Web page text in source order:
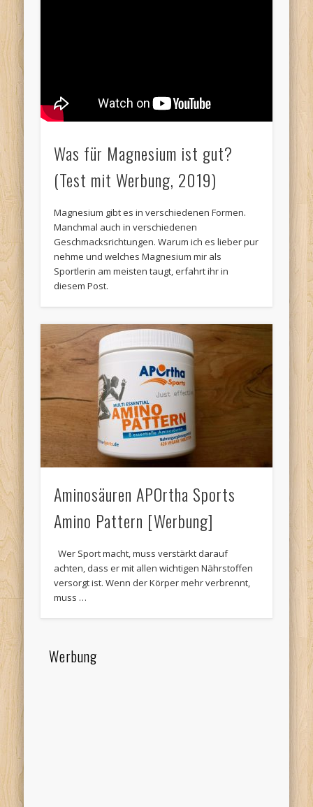
Was für Magnesium ist gut?
(Test mit Werbung, 2019)
Magnesium gibt es in verschiedenen Formen.
Manchmal auch in verschiedenen
Geschmacksrichtungen. Warum ich es lieber pur
nehme und welches Magnesium mir als
Sportlerin am meisten taugt, erfahrt ihr in
diesem Post.
Aminosäuren APOrtha Sports
Amino Pattern [Werbung]
Wer Sport macht, muss verstärkt darauf
achten, dass er mit allen wichtigen Nährstoffen
versorgt ist. Wenn der Körper mehr verbrennt,
muss …
Werbung